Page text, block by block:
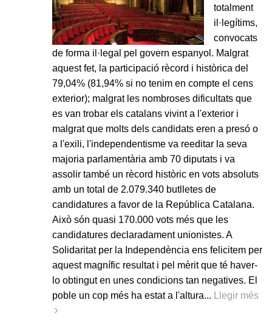
totalment
il·legítims,
convocats
de forma il·legal pel govern espanyol. Malgrat
aquest fet, la participació rècord i històrica del
79,04% (81,94% si no tenim en compte el cens
exterior); malgrat les nombroses dificultats que
es van trobar els catalans vivint a l'exterior i
malgrat que molts dels candidats eren a presó o
a l'exili, l'independentisme va reeditar la seva
majoria parlamentària amb 70 diputats i va
assolir també un rècord històric en vots absoluts
amb un total de 2.079.340 butlletes de
candidatures a favor de la República Catalana.
Això són quasi 170.000 vots més que les
candidatures declaradament unionistes. A
Solidaritat per la Independència ens felicitem per
aquest magnífic resultat i pel mèrit que té haver-
lo obtingut en unes condicions tan negatives. El
poble un cop més ha estat a l'altura...
Llegir més